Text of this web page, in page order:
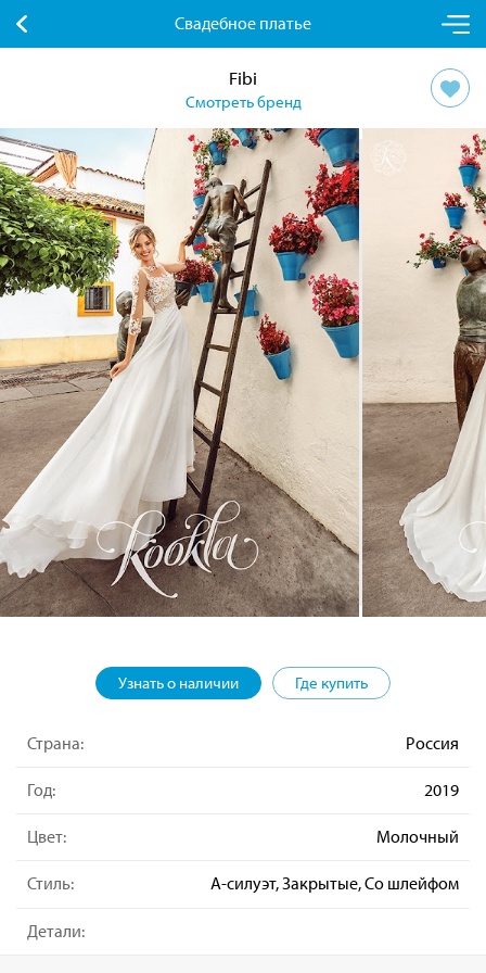
Свадебное платье
Fibi
Смотреть бренд
Узнать о наличии Где купить
Страна: Россия
Год: 2019
Цвет: Молочный
Стиль: А-силуэт, Закрытые, Со шлейфом
Детали: